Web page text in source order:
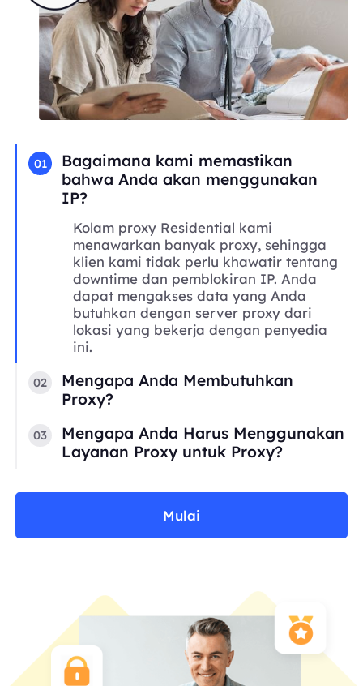
01
Bagaimana kami memastikan
bahwa Anda akan menggunakan
IP?
Kolam proxy Residential kami
menawarkan banyak proxy, sehingga
klien kami tidak perlu khawatir tentang
downtime dan pemblokiran IP. Anda
dapat mengakses data yang Anda
butuhkan dengan server proxy dari
lokasi yang bekerja dengan penyedia
ini.
02
Mengapa Anda Membutuhkan
Proxy?
03
Mengapa Anda Harus Menggunakan
Layanan Proxy untuk Proxy?
Mulai